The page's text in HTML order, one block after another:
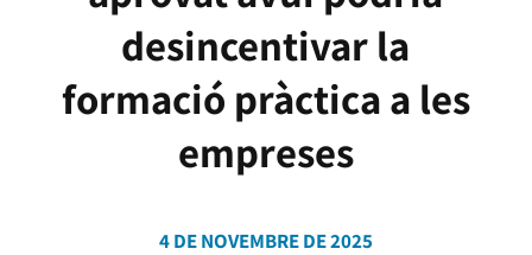
desincentivar la
formació pràctica a les
empreses
4 DE NOVEMBRE DE 2025